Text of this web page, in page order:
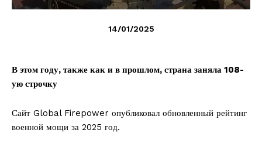
14/01/2025
В этом году, также как и в прошлом, страна заняла 108-
ую строчку
Сайт Global Firepower опубликовал обновленный рейтинг
военной мощи за 2025 год.